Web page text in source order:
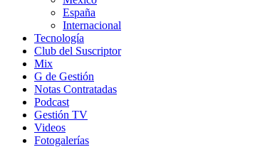
España
Internacional
Tecnología
Club del Suscriptor
Mix
G de Gestión
Notas Contratadas
Podcast
Gestión TV
Videos
Fotogalerías